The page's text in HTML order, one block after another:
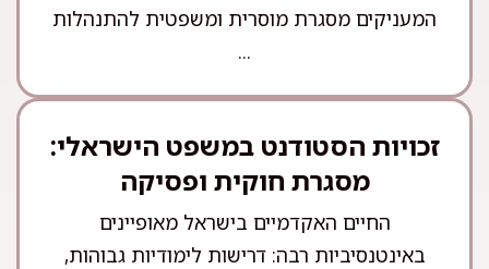
המעניקים מסגרת מוסרית ומשפטית להתנהלות
...
זכויות הסטודנט במשפט הישראלי:
מסגרת חוקית ופסיקה
החיים האקדמיים בישראל מאופיינים
באינטנסיביות רבה: דרישות לימודיות גבוהות,